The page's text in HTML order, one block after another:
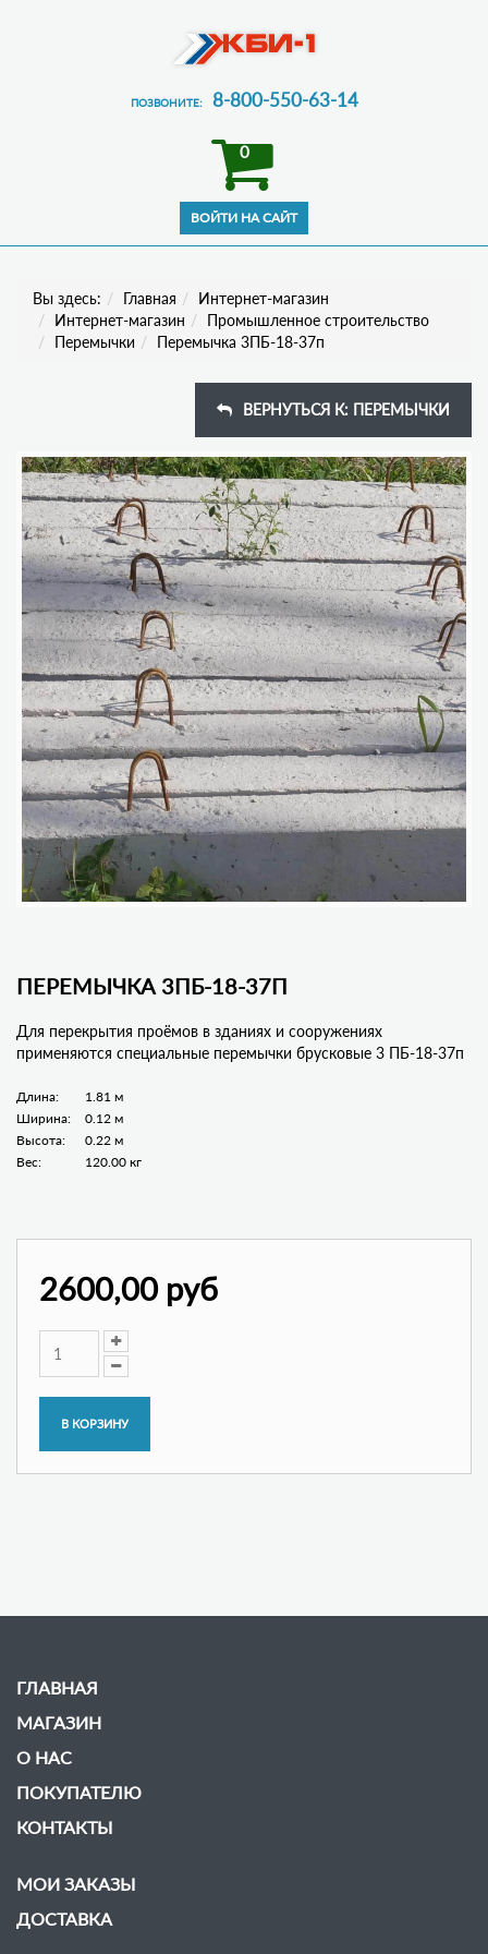
ПОЗВОНИТЕ: 8-800-550-63-14
0
Вы здесь: Главная
Интернет-магазин
Интернет-магазин
Промышленное строительство
Перемычки
Перемычка 3ПБ-18-37п
ВЕРНУТЬСЯ К: ПЕРЕМЫЧКИ
ПЕРЕМЫЧКА 3ПБ-18-37П
Для перекрытия проёмов в зданиях и сооружениях
применяются специальные перемычки брусковые 3 ПБ-18-37п
Длина:
1.81 м
Ширина:
0.12 м
Высота:
0.22 м
Вес:
120.00 кг
2600,00 руб
ГЛАВНАЯ
МАГАЗИН
О НАС
ПОКУПАТЕЛЮ
КОНТАКТЫ
МОИ ЗАКАЗЫ
ДОСТАВКА